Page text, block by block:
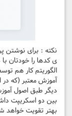
نکته : برای نوشتن
ی کدها را خودتان
الگوریتم کار هم
آموزش معتبر (که در
دیگر طبق اصول
بین دو اسکریپت
بهتر تقویت خواهد